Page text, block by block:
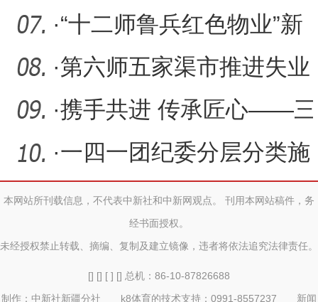
上播撒“乡村振兴”的种子
·“十二师鲁兵红色物业”新
天润示范区正式启动
·第六师五家渠市推进失业
保险金“畅通领、安全办”
·携手共进 传承匠心——三
团中学举办师徒结对仪式
·一四一团纪委分层分类施
策积极开展警示教育活动
本网站所刊载信息，不代表中新社和中新网观点。 刊用本网站稿件，务
经书面授权。
未经授权禁止转载、摘编、复制及建立镜像，违者将依法追究法律责任。
[] [] [ ] [] 总机：86-10-87826688
制作：中新社新疆分社 k8体育的技术支持：0991-8557237 新闻